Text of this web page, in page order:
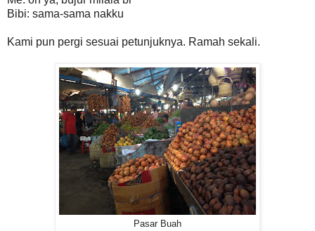
Bibi: sama-sama nakku
Kami pun pergi sesuai petunjuknya. Ramah sekali.
Pasar Buah